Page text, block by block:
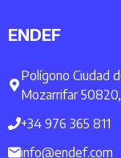
ENDEF
Polígono Ciudad
Mozarrifar
+34 976 365 811
info@endef.com